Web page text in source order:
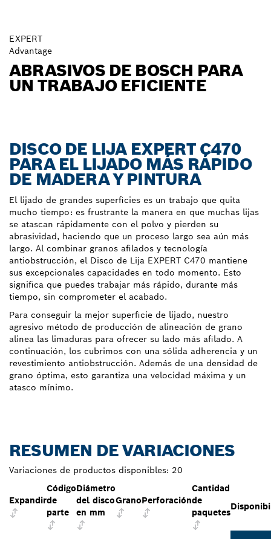
EXPERT
Advantage
ABRASIVOS DE BOSCH PARA
UN TRABAJO EFICIENTE
DISCO DE LIJA EXPERT C470
PARA EL LIJADO MÁS RÁPIDO
DE MADERA Y PINTURA
El lijado de grandes superficies es un trabajo que quita
mucho tiempo: es frustrante la manera en que muchas lijas
se atascan rápidamente con el polvo y pierden su
abrasividad, haciendo que un proceso largo sea aún más
largo. Al combinar granos afilados y tecnología
antiobstrucción, el Disco de Lija EXPERT C470 mantiene
sus excepcionales capacidades en todo momento. Esto
significa que puedes trabajar más rápido, durante más
tiempo, sin comprometer el acabado.
Para conseguir la mejor superficie de lijado, nuestro
agresivo método de producción de alineación de grano
alinea las limaduras para ofrecer su lado más afilado. A
continuación, los cubrimos con una sólida adherencia y un
revestimiento antiobstrucción. Además de una densidad de
grano óptima, esto garantiza una velocidad máxima y un
atasco mínimo.
RESUMEN DE VARIACIONES
Variaciones de productos disponibles: 20
Expandir
Código
de
parte
Diámetro
del disco
en mm
GranoPerforación
Cantidad
de
paquetes